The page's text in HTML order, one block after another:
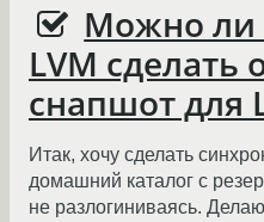
Можно
LVM сделать
снапшот для
Итак, хочу сделать
домашний каталог с
не разлогиниваясь.